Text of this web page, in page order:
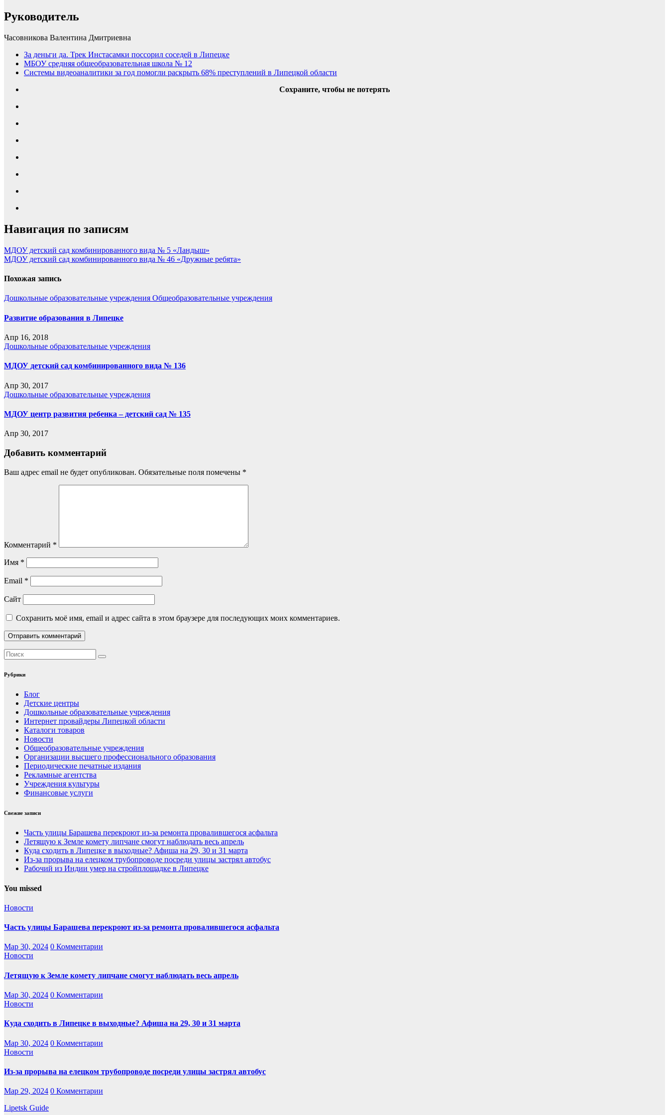
Руководитель
Часовникова Валентина Дмитриевна
За деньги да. Трек Инстасамки поссорил соседей в Липецке
МБОУ средняя общеобразовательная школа № 12
Системы видеоаналитики за год помогли раскрыть 68% преступлений в Липецкой области
Сохраните, чтобы не потерять
Навигация по записям
МДОУ детский сад комбинированного вида № 5 «Ландыш»
МДОУ детский сад комбинированного вида № 46 «Дружные ребята»
Похожая запись
Дошкольные образовательные учреждения Общеобразовательные учреждения
Развитие образования в Липецке
Апр 16, 2018
Дошкольные образовательные учреждения
МДОУ детский сад комбинированного вида № 136
Апр 30, 2017
Дошкольные образовательные учреждения
МДОУ центр развития ребенка – детский сад № 135
Апр 30, 2017
Добавить комментарий
Ваш адрес email не будет опубликован. Обязательные поля помечены *
Комментарий *
Имя *
Email *
Сайт
Сохранить моё имя, email и адрес сайта в этом браузере для последующих моих комментариев.
Рубрики
Блог
Детские центры
Дошкольные образовательные учреждения
Интернет провайдеры Липецкой области
Каталоги товаров
Новости
Общеобразовательные учреждения
Организации высшего профессионального образования
Периодические печатные издания
Рекламные агентства
Учреждения культуры
Финансовые услуги
Свежие записи
Часть улицы Барашева перекроют из-за ремонта провалившегося асфальта
Летящую к Земле комету липчане смогут наблюдать весь апрель
Куда сходить в Липецке в выходные? Афиша на 29, 30 и 31 марта
Из-за прорыва на елецком трубопроводе посреди улицы застрял автобус
Рабочий из Индии умер на стройплощадке в Липецке
You missed
Новости
Часть улицы Барашева перекроют из-за ремонта провалившегося асфальта
Мар 30, 2024 0 Комментарии
Новости
Летящую к Земле комету липчане смогут наблюдать весь апрель
Мар 30, 2024 0 Комментарии
Новости
Куда сходить в Липецке в выходные? Афиша на 29, 30 и 31 марта
Мар 30, 2024 0 Комментарии
Новости
Из-за прорыва на елецком трубопроводе посреди улицы застрял автобус
Мар 29, 2024 0 Комментарии
Lipetsk Guide